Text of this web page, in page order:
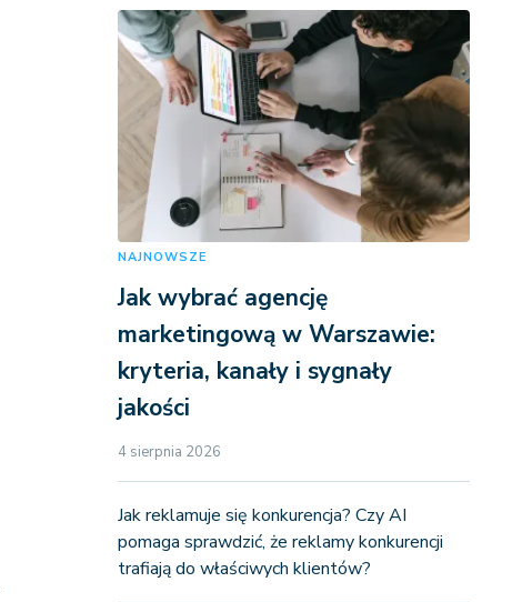
NAJNOWSZE
Jak wybrać agencję
marketingową w Warszawie:
kryteria, kanały i sygnały
jakości
4 sierpnia 2026
Jak reklamuje się konkurencja? Czy AI
pomaga sprawdzić, że reklamy konkurencji
trafiają do właściwych klientów?